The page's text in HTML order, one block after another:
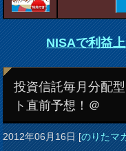
NISAで利益
投資信託毎月分配
ト直前予想！＠
2012年06月16日[のりたマ